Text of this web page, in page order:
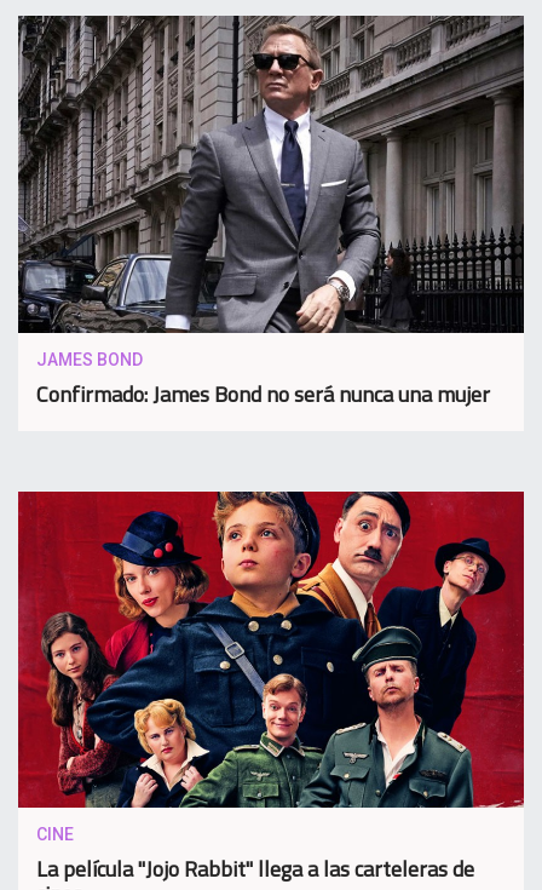
JAMES BOND
Confirmado: James Bond no será nunca una mujer
CINE
La película "Jojo Rabbit" llega a las carteleras de